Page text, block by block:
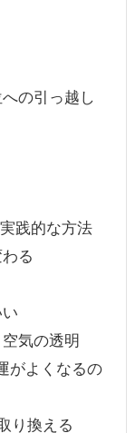
の引っ越し
践的な方法
る
気の透明
がよくなるの
り換える